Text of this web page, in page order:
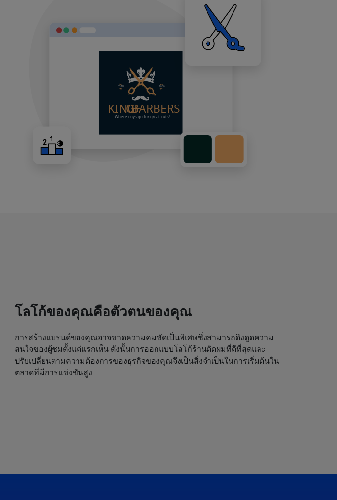
โลโก้ของคุณคือตัวตนของคุณ
การสร้างแบรนด์ของคุณอาจขาดความคมชัดเป็นพิเศษซึ่งสามารถดึงดูดความ
สนใจของผู้ชมตั้งแต่แรกเห็น ดังนั้นการออกแบบโลโก้ร้านตัดผมที่ดีที่สุดและ
ปรับเปลี่ยนตามความต้องการของธุรกิจของคุณจึงเป็นสิ่งจำเป็นในการเริ่มต้นใน
ตลาดที่มีการแข่งขันสูง